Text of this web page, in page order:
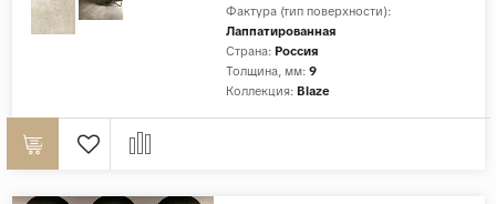
Фактура (тип поверхности):
Лаппатированная
Страна: Россия
Толщина, мм: 9
Коллекция: Blaze